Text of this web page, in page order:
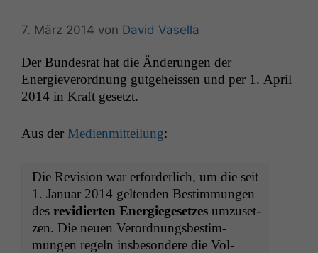
7. März 2014 von David Vasella
Der Bun­desrat hat die Änderun­gen der
Energieverord­nung gut­ge­heis­sen und per 1. April
2014 in Kraft gesetzt.
Aus der Medi­en­mit­teilung:
Die Revi­sion war erforder­lich, um die seit
1. Jan­u­ar 2014 gel­tenden Bes­tim­mungen
des rev­i­dierten Energiege­set­zes umzuset­
zen. Die neuen Verord­nungs­bes­tim­
mungen regeln ins­beson­dere die Vol­